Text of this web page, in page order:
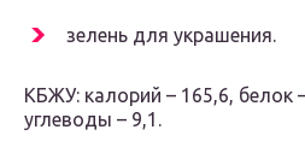
зелень для украшения.
КБЖУ: калорий – 165,6, белок
углеводы – 9,1.